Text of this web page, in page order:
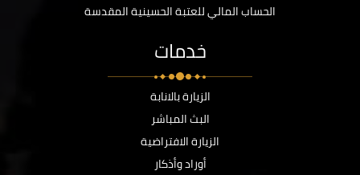
الحساب المالي للعتبة الحسينية المقدسة
خدمات
الزيارة بالانابة
البث المباشر
الزيارة الافتراضية
أوراد وأذكار